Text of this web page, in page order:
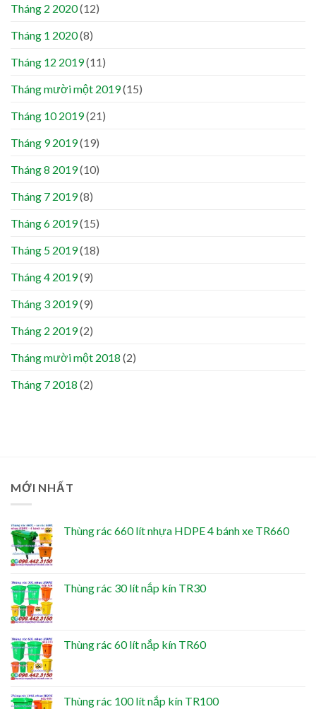
Tháng 2 2020(12)
Tháng 1 2020(8)
Tháng 12 2019(11)
Tháng mười một 2019(15)
Tháng 10 2019(21)
Tháng 9 2019(19)
Tháng 8 2019(10)
Tháng 7 2019(8)
Tháng 6 2019(15)
Tháng 5 2019(18)
Tháng 4 2019(9)
Tháng 3 2019(9)
Tháng 2 2019(2)
Tháng mười một 2018 (2)
Tháng 7 2018 (2)
MỚI NHẤT
Thùng rác 660 lít nhựa HDPE 4 bánh xe TR660
Thùng rác 30 lít nắp kín TR30
Thùng rác 60 lít nắp kín TR60
Thùng rác 100 lít nắp kín TR100